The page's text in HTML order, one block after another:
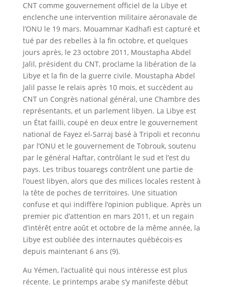
CNT comme gouvernement officiel de la Libye et
enclenche une intervention militaire aéronavale de
l’ONU le 19 mars. Mouammar Kadhafi est capturé et
tué par des rebelles à la fin octobre, et quelques
jours après, le 23 octobre 2011, Moustapha Abdel
Jalil, président du CNT, proclame la libération de la
Libye et la fin de la guerre civile. Moustapha Abdel
Jalil passe le relais après 10 mois, et succèdent au
CNT un Congrès national général, une Chambre des
représentants, et un parlement libyen. La Libye est
un État failli, coupé en deux entre le gouvernement
national de Fayez el-Sarraj basé à Tripoli et reconnu
par l’ONU et le gouvernement de Tobrouk, soutenu
par le général Haftar, contrôlant le sud et l’est du
pays. Les tribus touaregs contrôlent une partie de
l’ouest libyen, alors que des milices locales restent à
la tête de poches de territoires. Une situation
confuse et qui indiffère l’opinion publique. Après un
premier pic d’attention en mars 2011, et un regain
d’intérêt entre août et octobre de la même année, la
Libye est oubliée des internautes québécois·es
depuis maintenant 6 ans (9).
Au Yémen, l’actualité qui nous intéresse est plus
récente. Le printemps arabe s’y manifeste début